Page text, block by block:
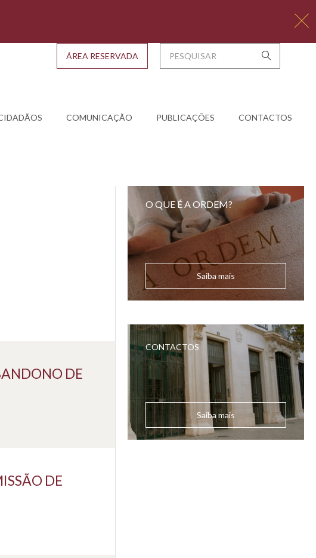
COMUNICAÇÃO PUBLICAÇÕES CONTACTOS
ÁREA RESERVADA
DE
DE
O QUE É A ORDEM?
Saiba mais
CONTACTOS
Saiba mais